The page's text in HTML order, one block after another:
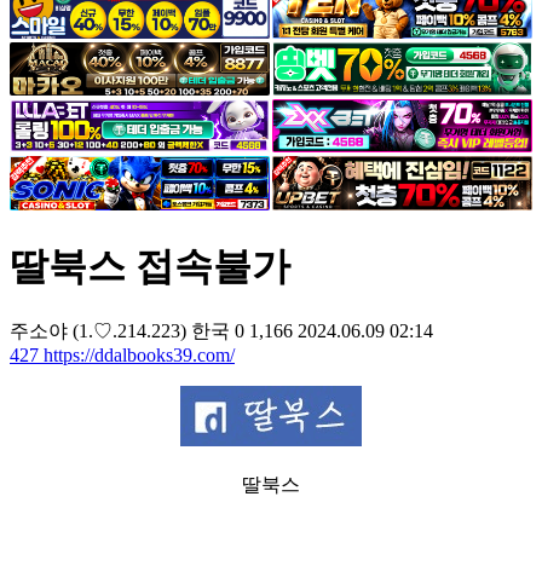
딸북스 접속불가
주소야 (1.♡.214.223) 한국 0 1,166 2024.06.09 02:14
427 https://ddalbooks39.com/
딸북스